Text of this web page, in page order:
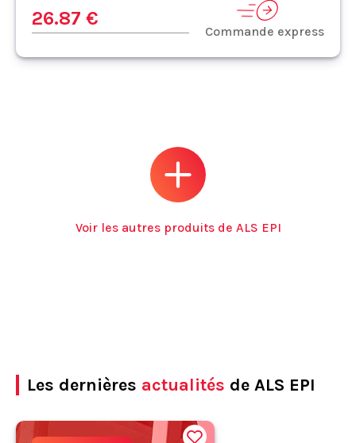
26.87 €
Commande express
Voir les autres produits de ALS EPI
Les dernières actualités de ALS EPI